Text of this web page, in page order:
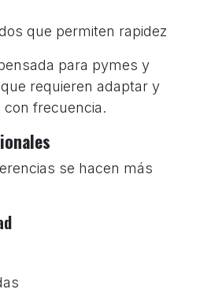
que permiten rapidez
para pymes y
requieren adaptar y
frecuencia.
se hacen más